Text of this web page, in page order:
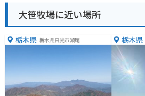
大笹牧場に近い場所
栃木県 栃木県日光市瀬尾 栃木県